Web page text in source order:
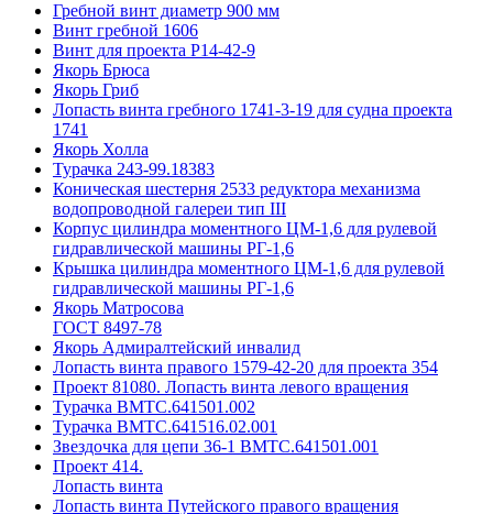
Гребной винт диаметр 900 мм
Винт гребной 1606
Винт для проекта Р14-42-9
Якорь Брюса
Якорь Гриб
Лопасть винта гребного 1741-3-19 для судна проекта
1741
Якорь Холла
Турачка 243-99.18383
Коническая шестерня 2533 редуктора механизма
водопроводной галереи тип III
Корпус цилиндра моментного ЦМ-1,6 для рулевой
гидравлической машины РГ-1,6
Крышка цилиндра моментного ЦМ-1,6 для рулевой
гидравлической машины РГ-1,6
Якорь Матросова
ГОСТ 8497-78
Якорь Адмиралтейский инвалид
Лопасть винта правого 1579-42-20 для проекта 354
Проект 81080. Лопасть винта левого вращения
Турачка ВМТС.641501.002
Турачка ВМТС.641516.02.001
Звездочка для цепи 36-1 ВМТС.641501.001
Проект 414.
Лопасть винта
Лопасть винта Путейского правого вращения